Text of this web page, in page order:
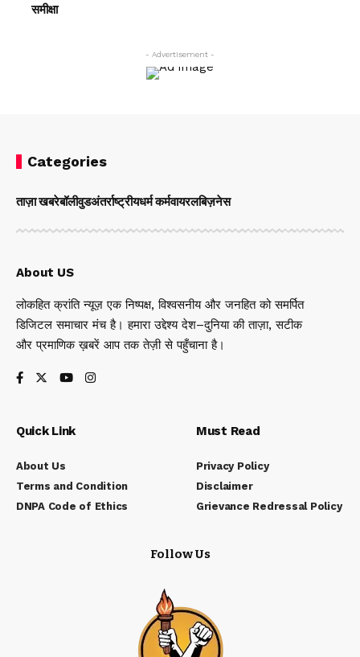
समीक्षा
- Advertisement -
Categories
ताज़ा खबरेबॉलीवुडअंतर्राष्ट्रीयधर्म कर्मवायरलबिज़नेस
About US
लोकहित क्रांति न्यूज़ एक निष्पक्ष, विश्वसनीय और जनहित को समर्पित
डिजिटल समाचार मंच है। हमारा उद्देश्य देश–दुनिया की ताज़ा, सटीक
और प्रमाणिक ख़बरें आप तक तेज़ी से पहुँचाना है।
Quick Link
About Us
Terms and Condition
DNPA Code of Ethics
Must Read
Privacy Policy
Disclaimer
Grievance Redressal Policy
Follow Us